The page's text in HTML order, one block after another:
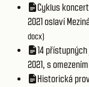
Cyklus
2021 oslaví
docx)
14
2021, s
Historická